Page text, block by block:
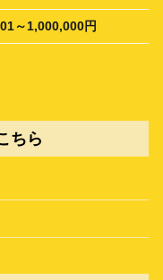
～1,000,000円
ちら